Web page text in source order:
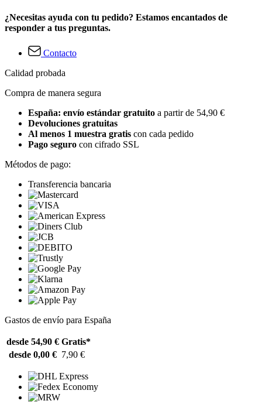
¿Necesitas ayuda con tu pedido? Estamos encantados de
responder a tus preguntas.
Contacto
Calidad probada
Compra de manera segura
España: envío estándar gratuito a partir de 54,90 €
Devoluciones gratuitas
Al menos 1 muestra gratis con cada pedido
Pago seguro con cifrado SSL
Métodos de pago:
Transferencia bancaria
Gastos de envío para España
desde 54,90 € Gratis*
desde 0,00 € 7,90 €